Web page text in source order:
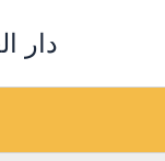
دار